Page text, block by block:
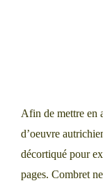
Afin de mettre en
d’oeuvre
décortiqué pour
pages. Combret